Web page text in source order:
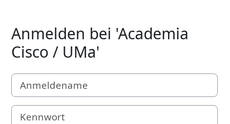
Anmelden bei 'Academia
Cisco / UMa'
Anmeldename
Kennwort